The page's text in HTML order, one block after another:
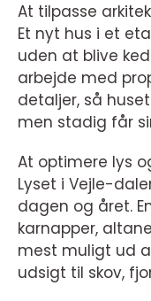
At tilpasse
Et nyt hus i et
uden at blive
arbejde med
detaljer, så
men stadig får
At optimere lys
Lyset i Vejle-
dagen og året.
karnapper,
mest muligt ud
udsigt til skov,